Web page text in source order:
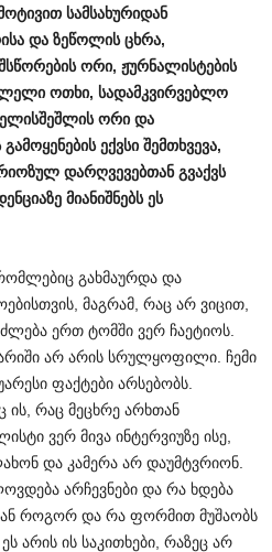
სამსახურიდან
და ზეწოლის ცხრა,
ორი, ჟურნალისტების
ოთხი, სადამკვირვებლო
ორი და
გამოყენების ექვსი შემთხვევა,
დარღვევებთან გვაქვს
მიანიშნებს ეს
გახმაურდა და
მაგრამ, რაც არ ვიცით,
ერთ ტომში ვერ ჩაეტიოს.
არ არის სრულყოფილი. ჩემი
ფაქტები არსებობს.
რაც მეცხრე არხთან
ვერ მივა ინტერვიუზე ისე,
და კამერა არ დაუმტვრიონ.
არჩევნები და რა ხდება
როგორ და რა ფორმით მუშაობს
არის ის საკითხები, რაზეც არ